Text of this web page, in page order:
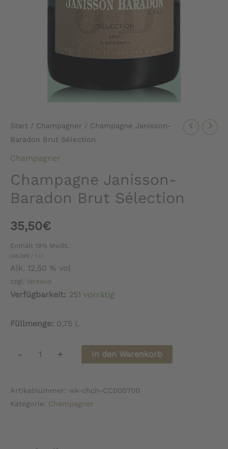
Start / Champagner / Champagne Janisson-
Baradon Brut Sélection
Champagner
Champagne Janisson-
Baradon Brut Sélection
35,50€
Enthält 19% MwSt.
(46,39€ / 1 L)
Alk. 12,50 % vol
zzgl. Versand
Verfügbarkeit: 251 vorrätig
Füllmenge: 0,75 L
-
Champagne
Brut
Sélection
+ In den Warenkorb
Artikelnummer: wk-chch-CC000700
Kategorie: Champagner